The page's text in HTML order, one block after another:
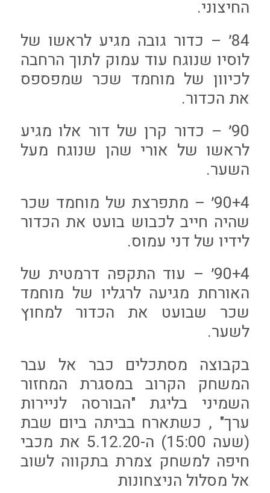
החיצוני.
84׳ – כדור גובה מגיע לראשו של
לוסיו שנוגח עוד עמוק לתוך הרחבה
לכיוון של מוחמד שכר שמפספס
את הכדור.
90׳ – כדור קרן של דור אלו מגיע
לראשו של אורי שהן שנוגח מעל
השער.
90+4׳ – מתפרצת של מוחמד שכר
שהיה חייב לכבוש בועט את הכדור
לידיו של דני עמוס.
90+4׳ – עוד התקפה דרמטית של
האורחת מגיעה לרגליו של מוחמד
שכר שבועט את הכדור למחוץ
לשער.
בקבוצה מסתכלים כבר אל עבר
המשחק הקרוב במסגרת המחזור
השמיני בליגת "הבורסה לניירות
ערך" , כשתארח בביתה ביום שבת
(שעה 15:00) ה-5.12.20 את מכבי
חיפה למשחק צמרת בתקווה לשוב
אל מסלול הניצחונות